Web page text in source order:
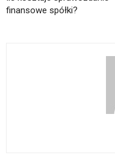
finansowe spółki?